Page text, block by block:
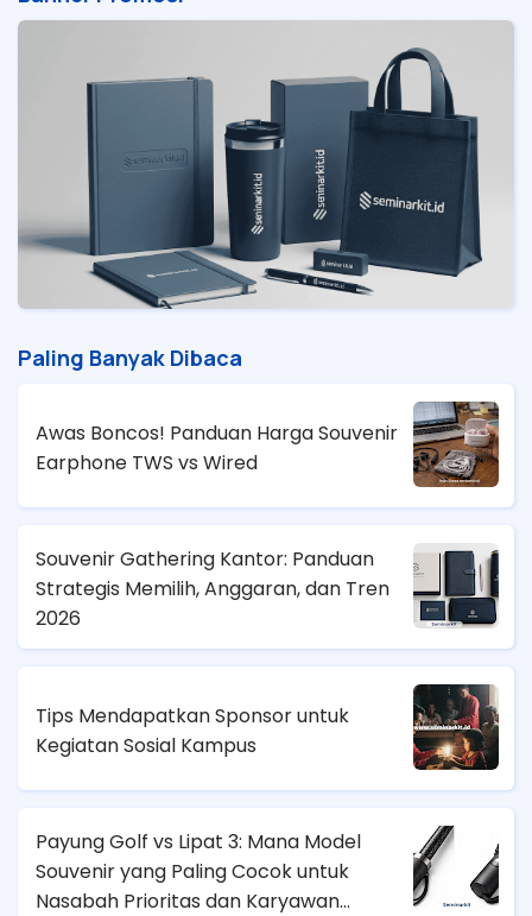
Paling Banyak Dibaca
Awas Boncos! Panduan Harga Souvenir
Earphone TWS vs Wired
Souvenir Gathering Kantor: Panduan
Strategis Memilih, Anggaran, dan Tren
2026
Tips Mendapatkan Sponsor untuk
Kegiatan Sosial Kampus
Payung Golf vs Lipat 3: Mana Model
Souvenir yang Paling Cocok untuk
Nasabah Prioritas dan Karyawan